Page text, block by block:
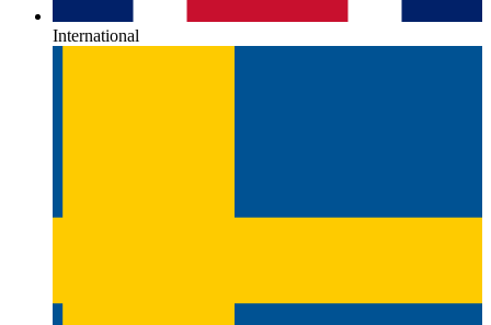
International